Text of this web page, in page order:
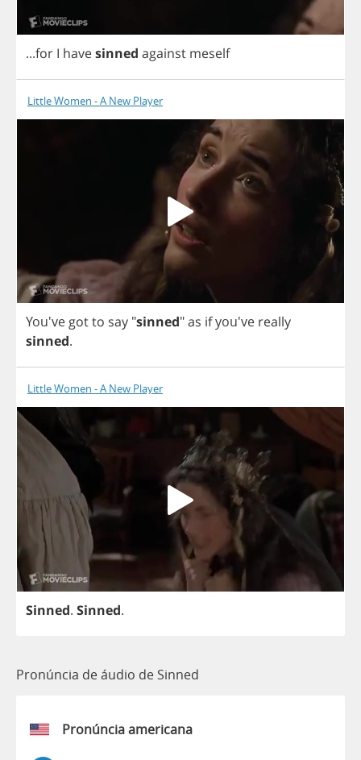
...for I havesinned against meself
Little Women - A New Player
You'vegotto say "sinned"as ifyou've really
sinned.
Little Women - A New Player
Sinned. Sinned.
Pronúncia de áudio de Sinned
Pronúncia americana